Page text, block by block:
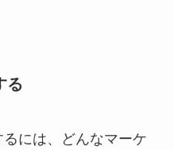
る
には、どんなマーケ